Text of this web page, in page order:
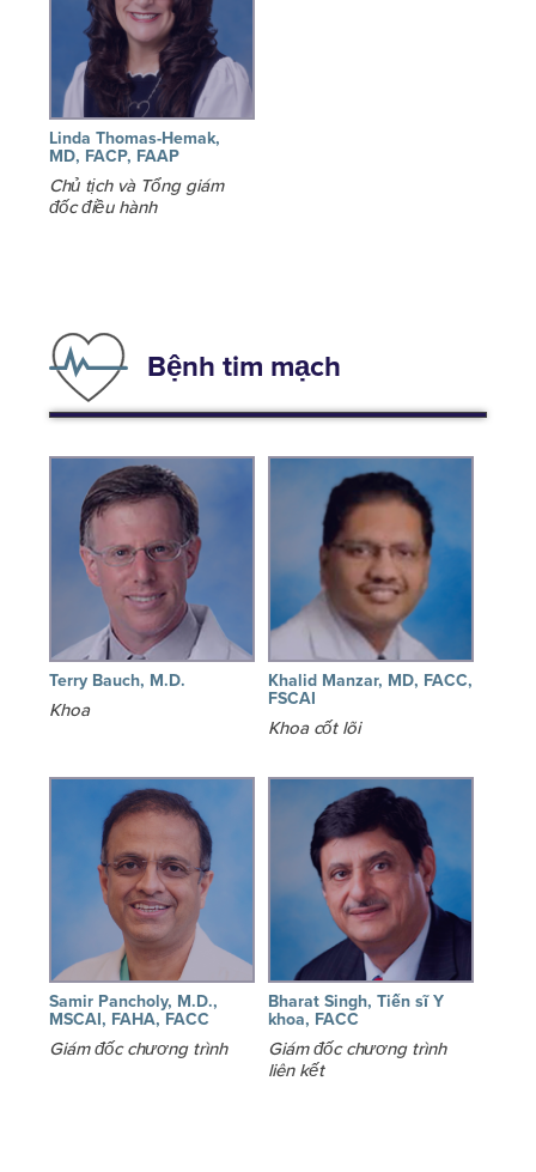
Linda Thomas-Hemak,
MD, FACP, FAAP
Chủ tịch và Tổng giám
đốc điều hành
Bệnh tim mạch
Terry Bauch, M.D.
Khoa
Khalid Manzar, MD, FACC,
FSCAI
Khoa cốt lõi
Samir Pancholy, M.D.,
MSCAI, FAHA, FACC
Giám đốc chương trình
Bharat Singh, Tiến sĩ Y
khoa, FACC
Giám đốc chương trình
liên kết